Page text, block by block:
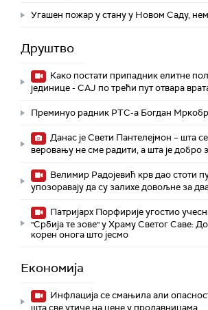
Угашен пожар у стану у Новом Саду,
Друштво
Како постати припадник елитне
јединице - СAJ по трећи пут отвара
Преминуо радник РТС-а Богдан
Данас је Свети Пантелејмон – шта
веровању не сме радити, а шта је добро
Велимир Радојевић крв дао стоти
упозоравају да су залихе довољне за
Патријарх Порфирије угостио
"Србија те зове" у Храму Светог Саве:
корен онога што јесмо
Економија
Инфлација се смањила али